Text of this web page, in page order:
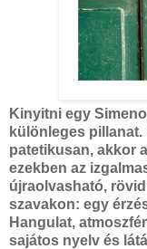
Kinyitni egy
különleges
patetikusan, akkor
ezekben az
újraolvasható,
szavakon: egy
Hangulat,
sajátos nyelv és